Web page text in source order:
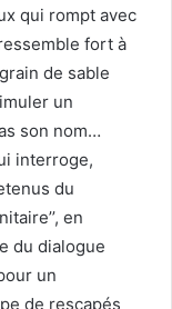
qui rompt avec
fort à
de sable
un
son nom…
interroge,
du
en
du dialogue
un
de rescapés